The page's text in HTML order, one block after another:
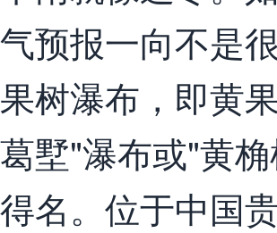
气预报一向不是
果树瀑布，即黄
葛墅"瀑布或"黄
得名。位于中国